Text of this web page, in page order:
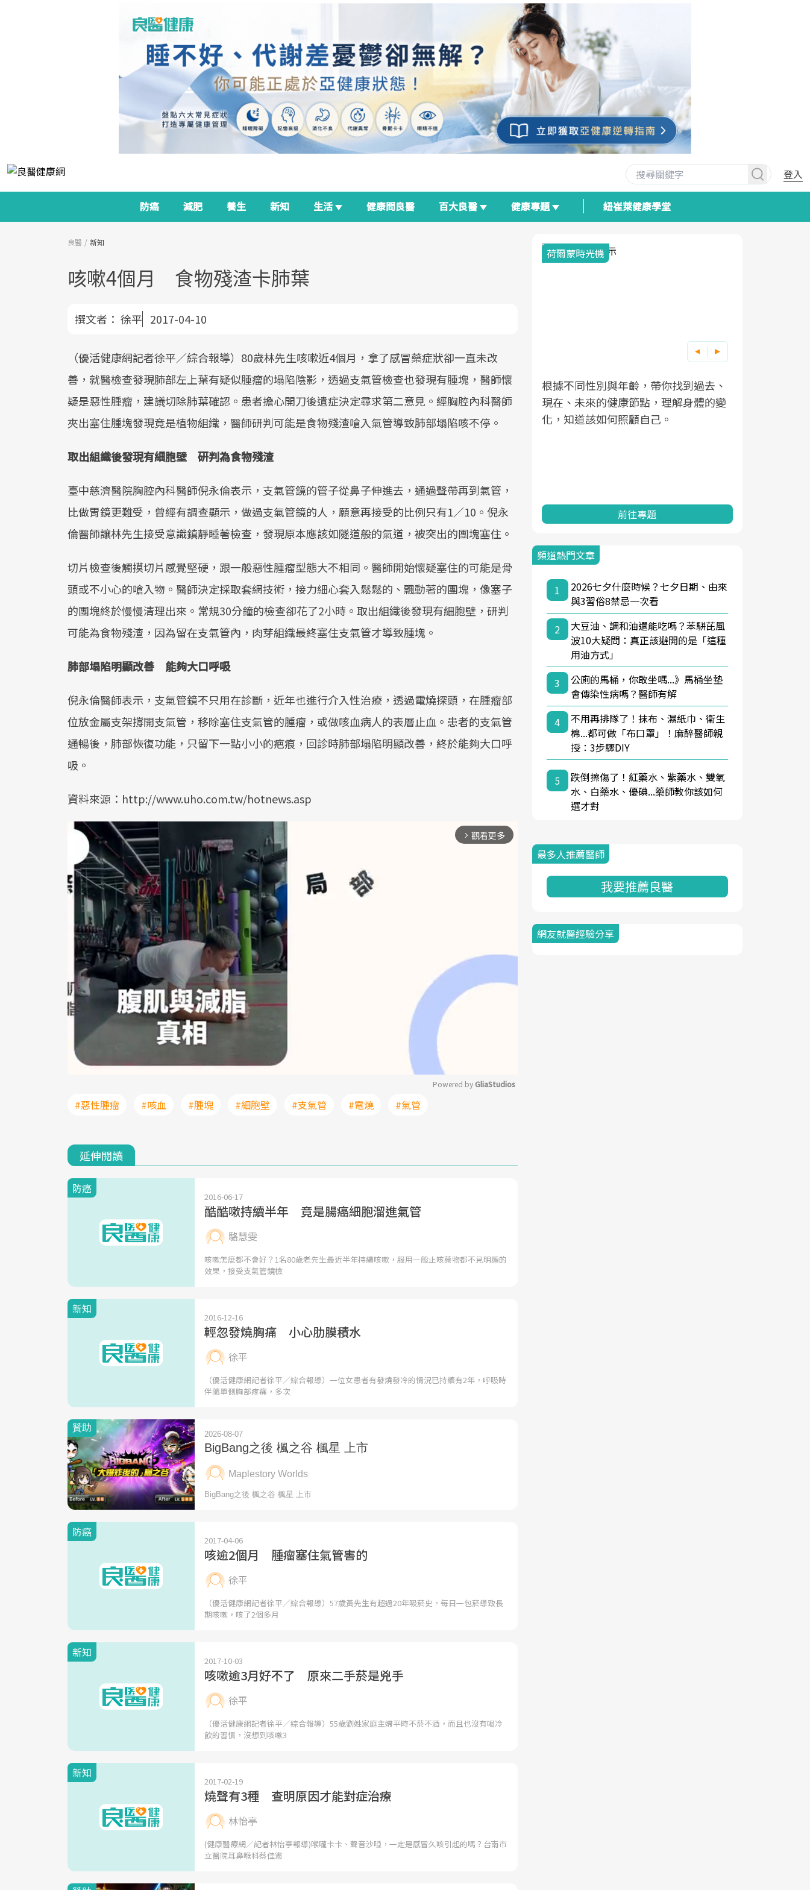
登入
防癌 減肥 養生 新知 生活 健康問良醫 百大良醫 健康專題 紐崔萊健康學堂
良醫 新知
咳嗽4個月 食物殘渣卡肺葉
撰文者： 徐平 2017-04-10
（優活健康網記者徐平／綜合報導）80歲林先生咳嗽近4個月，拿了感冒藥症狀卻一直未改
善，就醫檢查發現肺部左上葉有疑似腫瘤的塌陷陰影，透過支氣管檢查也發現有腫塊，醫師懷
疑是惡性腫瘤，建議切除肺葉確認。患者擔心開刀後遺症決定尋求第二意見。經胸腔內科醫師
夾出塞住腫塊發現竟是植物組織，醫師研判可能是食物殘渣嗆入氣管導致肺部塌陷咳不停。
取出組織後發現有細胞壁 研判為食物殘渣
臺中慈濟醫院胸腔內科醫師倪永倫表示，支氣管鏡的管子從鼻子伸進去，通過聲帶再到氣管，
比做胃鏡更難受，曾經有調查顯示，做過支氣管鏡的人，願意再接受的比例只有1／10。倪永
倫醫師讓林先生接受意識鎮靜睡著檢查，發現原本應該如隧道般的氣道，被突出的團塊塞住。
切片檢查後觸摸切片感覺堅硬，跟一般惡性腫瘤型態大不相同。醫師開始懷疑塞住的可能是骨
頭或不小心的嗆入物。醫師決定採取套網技術，接力細心套入鬆鬆的、飄動著的團塊，像塞子
的團塊終於慢慢清理出來。常規30分鐘的檢查卻花了2小時。取出組織後發現有細胞壁，研判
可能為食物殘渣，因為留在支氣管內，肉芽組織最終塞住支氣管才導致腫塊。
肺部塌陷明顯改善 能夠大口呼吸
倪永倫醫師表示，支氣管鏡不只用在診斷，近年也進行介入性治療，透過電燒探頭，在腫瘤部
位放金屬支架撐開支氣管，移除塞住支氣管的腫瘤，或做咳血病人的表層止血。患者的支氣管
通暢後，肺部恢復功能，只留下一點小小的疤痕，回診時肺部塌陷明顯改善，終於能夠大口呼
吸。
資料來源：http://www.uho.com.tw/hotnews.asp
arrow_forward_ios 觀看更多
Powered by GliaStudios
#惡性腫瘤 #咳血 #腫塊 #細胞壁 #支氣管 #電燒 #氣管
延伸閱讀
防癌
2016-06-17
酷酷嗽持續半年 竟是腸癌細胞溜進氣管
駱慧雯
咳嗽怎麼都不會好？1名80歲老先生最近半年持續咳嗽，服用一般止咳藥物都不見明顯的
效果，接受支氣管鏡檢
新知
2016-12-16
輕忽發燒胸痛 小心肋膜積水
徐平
（優活健康網記者徐平／綜合報導）一位女患者有發燒發冷的情況已持續有2年，呼吸時
伴隨單側胸部疼痛，多次
防癌
2017-04-06
咳逾2個月 腫瘤塞住氣管害的
徐平
（優活健康網記者徐平／綜合報導）57歲黃先生有超過20年吸菸史，每日一包菸導致長
期咳嗽，咳了2個多月
新知
2017-10-03
咳嗽逾3月好不了 原來二手菸是兇手
徐平
（優活健康網記者徐平／綜合報導）55歲劉姓家庭主婦平時不菸不酒，而且也沒有喝冷
飲的習慣，沒想到咳嗽3
新知
2017-02-19
燒聲有3種 查明原因才能對症治療
林怡亭
(健康醫療網／記者林怡亭報導)喉嚨卡卡、聲音沙啞，一定是感冒久咳引起的嗎？台南市
立醫院耳鼻喉科蔡佳憲
面對超高齡社會的浪潮，台灣正在快速
邁向「健康照護」的新時代。隨著國家
政策如「健康台灣推動委員會」與「長
狀況、啟動健康管理的重要起點。
前往專題
2025年，就到良醫生活祭體驗「一站式
健康新生活」，從講座、體驗到運動，
全面啟動你的健康革命！
前往專題
良醫健康網從「換季的身體變化」出
發，透過醫學觀點與日常感受的對話，
建立對亞健康的認知，進而引導實際的
前往專題
荷爾蒙時光機
根據不同性別與年齡，帶你找到過去、
現在、未來的健康節點，理解身體的變
化，知道該如何照顧自己。
前往專題
頻道熱門文章
1
2026七夕什麼時候？七夕日期、由來
與3習俗8禁忌一次看
2
大豆油、調和油還能吃嗎？苯駢芘風
波10大疑問：真正該避開的是「這種
用油方式」
3
公廁的馬桶，你敢坐嗎...》馬桶坐墊
會傳染性病嗎？醫師有解
4
不用再排隊了！抹布、濕紙巾、衛生
棉...都可做「布口罩」！麻醉醫師親
授：3步驟DIY
5
跌倒擦傷了！紅藥水、紫藥水、雙氧
水、白藥水、優碘...藥師教你該如何
選才對
最多人推薦醫師
我要推薦良醫
網友就醫經驗分享